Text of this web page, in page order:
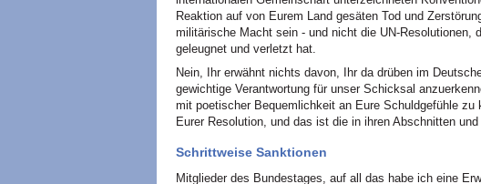
Reaktion auf von Eurem Land gesäten Tod und
militärische Macht sein - und nicht die UN-Resolutionen,
geleugnet und verletzt hat.
Nein, Ihr erwähnt nichts davon, Ihr da drüben im
gewichtige Verantwortung für unser Schicksal
mit poetischer Bequemlichkeit an Eure Schuldgefühle
Eurer Resolution, und das ist die in ihren Abschnitten
Schrittweise Sanktionen
Mitglieder des Bundestages, auf all das habe ich eine